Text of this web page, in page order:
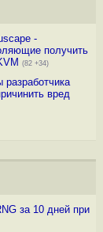
-
получить
(82 +34)
разработчика
вред
за 10 дней при